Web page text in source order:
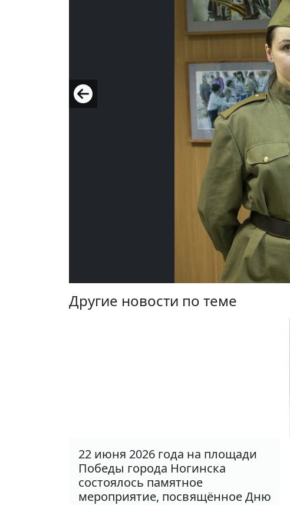
Другие новости по теме
22 июня 2026 года на площади
Победы города Ногинска
состоялось памятное
мероприятие, посвящённое Дню